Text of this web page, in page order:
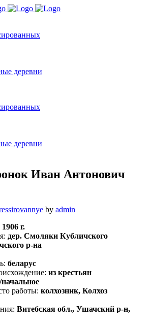
деревни
деревни
Иван Антонович
by admin
1906 г.
дер. Смоляки Кубличского
р-на
беларус
из крестьян
работы: колхозник, Колхоз
Витебская обл., Ушачский р-н,